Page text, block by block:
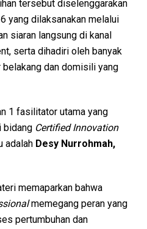
tersebut diselenggarakan
yang dilaksanakan melalui
siaran langsung di kanal
serta dihadiri oleh banyak
dan domisili yang
1 fasilitator utama yang
bidang Certified Innovation
adalah Desy Nurrohmah,
memaparkan bahwa
memegang peran yang
pertumbuhan dan